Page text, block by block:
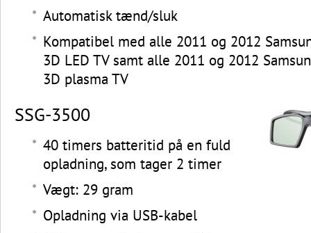
Automatisk tænd/sluk
Kompatibel med alle 2011 og 2012
3D LED TV samt alle 2011 og 2012
3D plasma TV
SSG-3500
40 timers batteritid på en fuld
opladning, som tager 2 timer
Vægt: 29 gram
Opladning via USB-kabel